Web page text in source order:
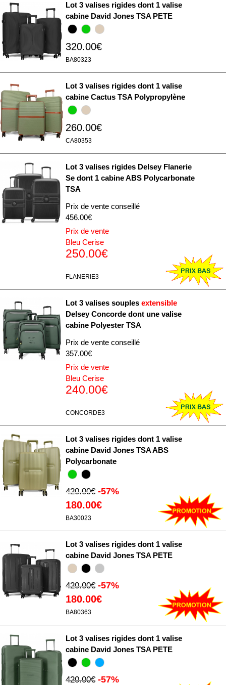
Lot 3 valises rigides dont 1 valise
cabine David Jones TSA PETE
320.00€
BA80323
Lot 3 valises rigides dont 1 valise
cabine Cactus TSA Polypropylène
260.00€
CA80353
Lot 3 valises rigides Delsey Flanerie
Se dont 1 cabine ABS Polycarbonate
TSA
Prix de vente conseillé
456.00€
Prix de vente
Bleu Cerise
250.00€
FLANERIE3
Lot 3 valises souples extensible
Delsey Concorde dont une valise
cabine Polyester TSA
Prix de vente conseillé
357.00€
Prix de vente
Bleu Cerise
240.00€
CONCORDE3
Lot 3 valises rigides dont 1 valise
cabine David Jones TSA ABS
Polycarbonate
420.00€ -57%
180.00€
BA30023
Lot 3 valises rigides dont 1 valise
cabine David Jones TSA PETE
420.00€ -57%
180.00€
BA80363
Lot 3 valises rigides dont 1 valise
cabine David Jones TSA PETE
420.00€ -57%